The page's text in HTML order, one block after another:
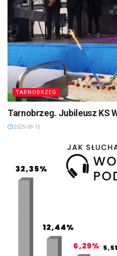
TARNOBRZEG
Tarnobrzeg. Jubileusz KS
2025-09-15